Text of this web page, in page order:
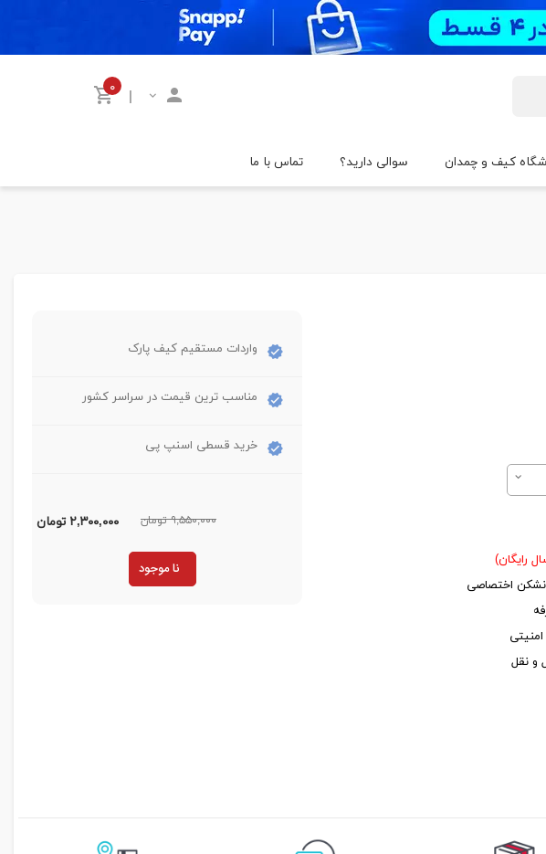
| ۰
کیف و چمدان سوالی دارید؟ تماس با ما
و نقل
واردات مستقیم کیف پارک
مناسب ترین قیمت در سراسر کشور
خرید قسطی اسنپ پی
۹,۵۵۰,۰۰۰ تومان ۲,۳۰۰,۰۰۰تومان
نا موجود